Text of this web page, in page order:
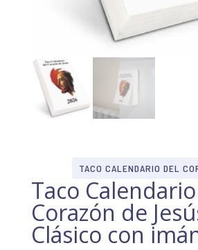
TACO CALENDARIO DEL
Taco
Corazón de
Clásico con